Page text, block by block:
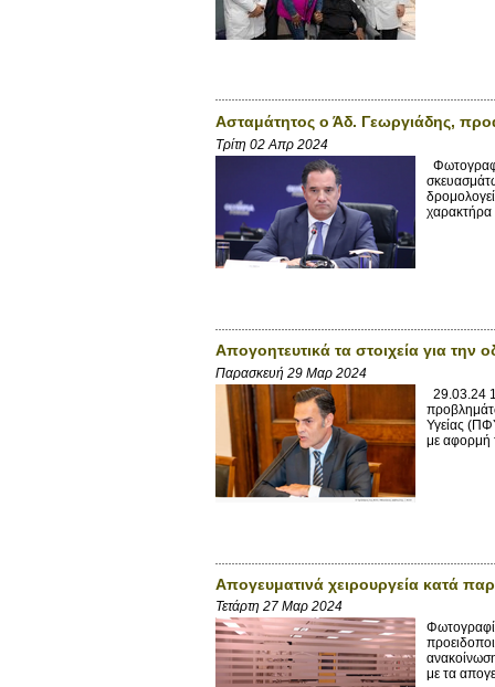
Ασταμάτητος ο Άδ. Γεωργιάδης,
Τρίτη 02 Απρ 2024
χαρακτήρα
Απογοητευτικά τα στοιχεία για την
Παρασκευή 29 Μαρ 2024
29.03.24
Υγείας
με αφορμή
Απογευματινά χειρουργεία κατά
Τετάρτη 27 Μαρ 2024
με τα